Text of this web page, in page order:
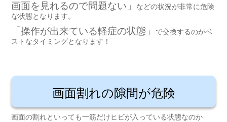
画面を見れるので問題ない」
などの状況が非常に危険
な状態となります。
「操作が出来ている軽症の状態」
で交換するのがベ
ストなタイミングとなります！
画面割れの隙間が危険
画面の割れといっても一筋だけヒビが入っている状態なのか